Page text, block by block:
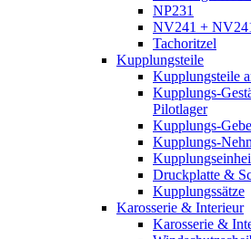
NP231
NV241 +
Tachoritzel
Kupplungsteile
Kupplungsteile
Kupplungs-
Pilotlager
Kupplungs-
Kupplungs-
Druckplatte &
Kupplungssätze
Karosserie & Interieur
Karosserie &